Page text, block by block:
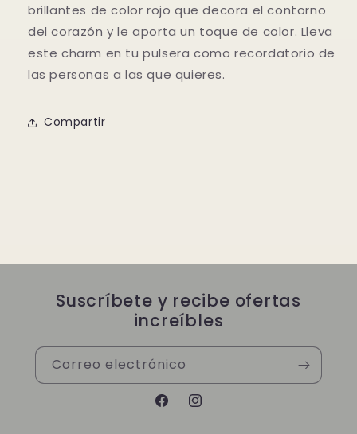
brillantes de color rojo que decora el contorno
del corazón y le aporta un toque de color. Lleva
este charm en tu pulsera como recordatorio de
las personas a las que quieres.
Compartir
Suscríbete y recibe ofertas
increíbles
Correo electrónico
FacebookInstagram